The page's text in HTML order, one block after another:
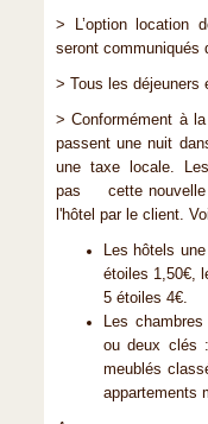
> L’option location
seront communiqués
> Tous les déjeuners
> Conformément à
passent une nuit
une taxe locale.
pas cette nouvelle
l'hôtel par le client.
Les hôtels
étoiles 1,50€,
5 étoiles 4€.
Les
ou deux clés
meublés
appartements